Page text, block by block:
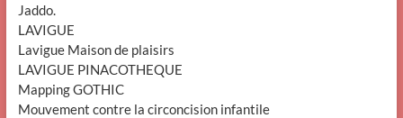
Jaddo.
LAVIGUE
Lavigue Maison de plaisirs
LAVIGUE PINACOTHEQUE
Mapping GOTHIC
Mouvement contre la circoncision infantile